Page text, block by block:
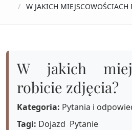
W JAKICH MIEJSCOWOŚCIACH
W jakich
robicie zdjęcia?
Kategoria: Pytania i
Tagi: Dojazd Pytanie